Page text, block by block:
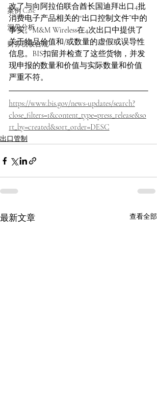
案例 Case
洞见分析
财务税收合规
改了与向阿拉伯联合酋长国迪拜出口4批
消费电子产品相关的“出口控制文件”中的
事实。M&M Wireless在4次出口中提供了
关于物品价值和/或数量的虚假或误导性
信息。BIS扣留并检查了这些货物，并发
现申报的数量和价值与实际数量和价值
严重不符。
https://www.bis.gov/news-updates/search?
close_filters=1&content_type=press_release&so
rt_by=created&sort_order=DESC
出口管制
最新文章 查看全部